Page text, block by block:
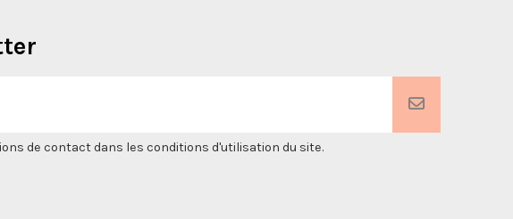
de contact dans les conditions d'utilisation du site.